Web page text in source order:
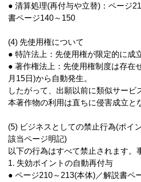
● 清算処理(再付与や立替)：ページ
書ページ140～150
(4) 先使用権について
● 特許法上：先使用権が限定的に成
● 著作権法上：先使用権制度は存在
月15日)から自動発生。
したがって、出願以前に類似サービ
本著作物の利用は直ちに侵害成立と
(5) ビジネスとしての禁止行為(ポイ
該当ページ明記)
以下の行為はすべて禁止されます。
1. 失効ポイントの自動再付与
● ページ210～213(本体)／解説書ペ